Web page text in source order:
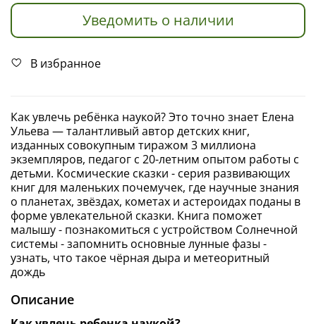
Уведомить о наличии
В избранное
Как увлечь ребёнка наукой? Это точно знает Елена
Ульева — талантливый автор детских книг,
изданных совокупным тиражом 3 миллиона
экземпляров, педагог с 20-летним опытом работы с
детьми. Космические сказки - серия развивающих
книг для маленьких почемучек, где научные знания
о планетах, звёздах, кометах и астероидах поданы в
форме увлекательной сказки. Книга поможет
малышу - познакомиться с устройством Солнечной
системы - запомнить основные лунные фазы -
узнать, что такое чёрная дыра и метеоритный
дождь
Описание